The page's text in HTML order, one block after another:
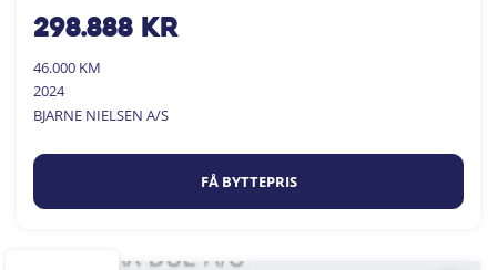
298.888kr
46.000 KM
2024
BJARNE NIELSEN A/S
FÅ BYTTEPRIS